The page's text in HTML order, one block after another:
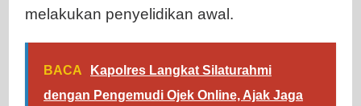
melakukan penyelidikan awal.
BACA
Kapolres Langkat Silaturahmi
dengan Pengemudi Ojek Online, Ajak Jaga